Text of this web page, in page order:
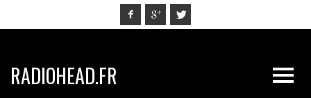
RADIOHEAD.FR